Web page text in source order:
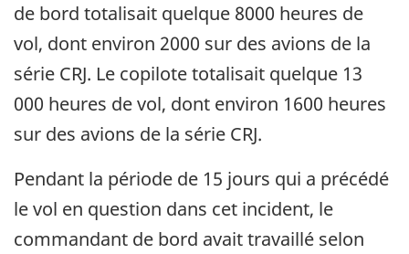
de bord totalisait quelque 8000 heures de
vol, dont environ 2000 sur des avions de la
série CRJ. Le copilote totalisait quelque 13
000 heures de vol, dont environ 1600 heures
sur des avions de la série CRJ.
Pendant la période de 15 jours qui a précédé
le vol en question dans cet incident, le
commandant de bord avait travaillé selon